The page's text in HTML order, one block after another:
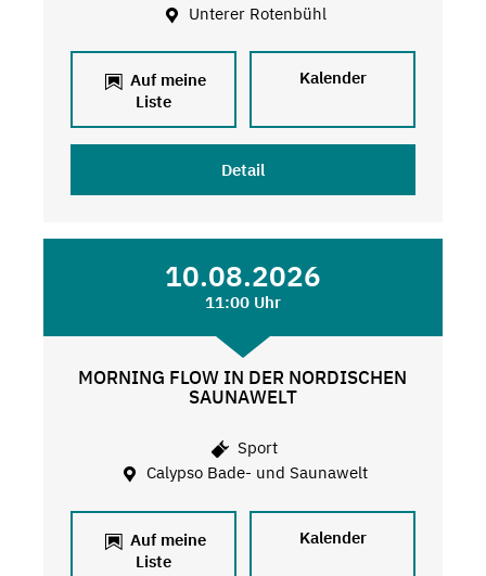
Unterer Rotenbühl
Auf meine
Liste
Kalender
Detail
10.08.2026
11:00 Uhr
MORNING FLOW IN DER NORDISCHEN
SAUNAWELT
Sport
Calypso Bade- und Saunawelt
Auf meine
Liste
Kalender